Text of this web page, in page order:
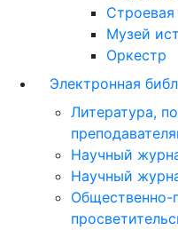
Строевая
Музей
Оркестр
Электронная
Литература,
Научный
Научный
Общественно-